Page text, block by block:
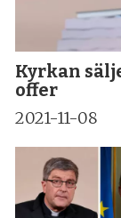
Kyrkan
offer
2021-11-08